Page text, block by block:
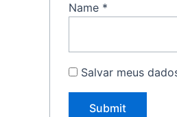
Name *
Salvar meus